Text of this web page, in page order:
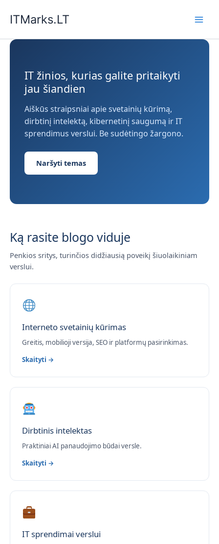
prieITMarks.LT
IT žinios, kurias galite pritaikyti
jau šiandien
Aiškūs straipsniai apie svetainių kūrimą,
dirbtinį intelektą, kibernetinį saugumą ir IT
sprendimus verslui. Be sudėtingo žargono.
Naršyti temas
Ką rasite blogo viduje
Penkios sritys, turinčios didžiausią poveikį šiuolaikiniam
verslui.
Interneto svetainių kūrimas
Greitis, mobilioji versija, SEO ir platformų pasirinkimas.
Skaityti →
Dirbtinis intelektas
Praktiniai AI panaudojimo būdai versle.
Skaityti →
IT sprendimai verslui